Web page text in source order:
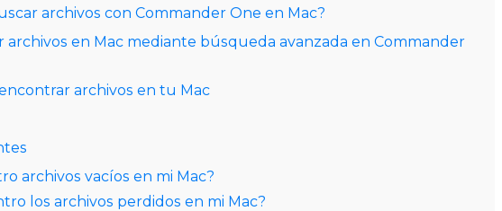
archivos con Commander One en Mac?
archivos en Mac mediante búsqueda avanzada en Commander
archivos en tu Mac
archivos vacíos en mi Mac?
los archivos perdidos en mi Mac?